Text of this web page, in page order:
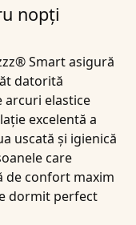
nopți
Smart asigură
datorită
arcuri elastice
excelentă a
uscată și igienică
care
de confort maxim
dormit perfect